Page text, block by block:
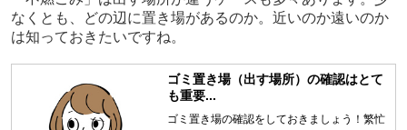
なくとも、どの辺に置き場があるのか。近いのか遠いのか
は知っておきたいですね。
ゴミ置き場（出す場所）の確認はとて
も重要...
ゴミ置き場の確認をしておきましょう！繁忙